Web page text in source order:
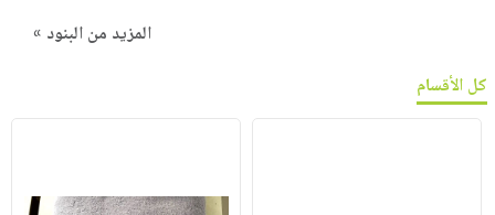
المزيد من البنود »
كل الأقسام